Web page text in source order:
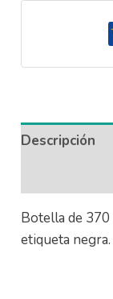
Descripción
Botella de 370
etiqueta negra.